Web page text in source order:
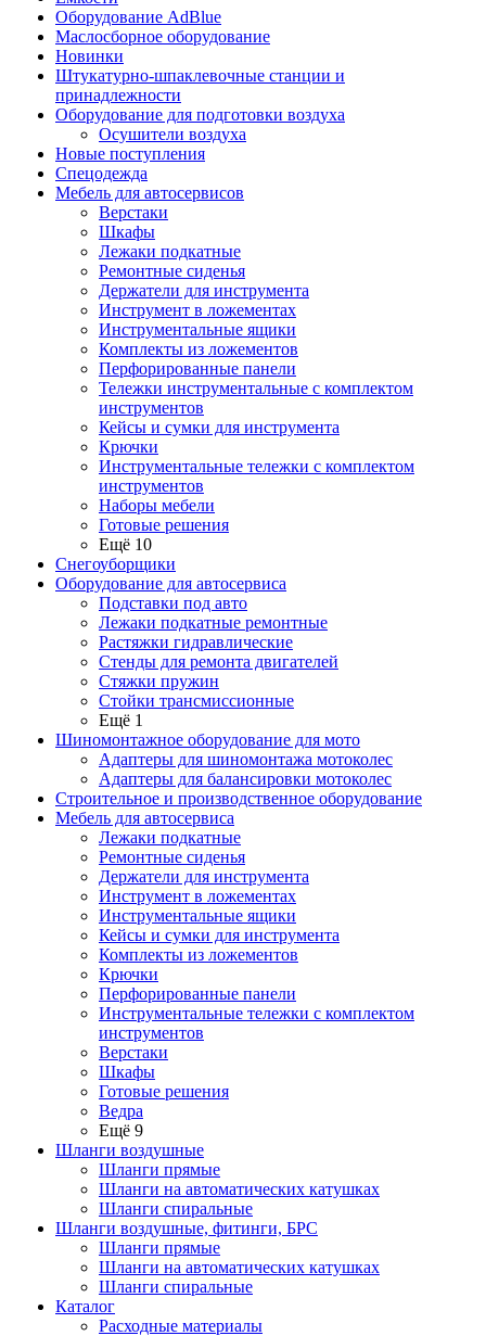
Оборудование AdBlue
Маслосборное оборудование
Новинки
Штукатурно-шпаклевочные станции и
принадлежности
Оборудование для подготовки воздуха
Осушители воздуха
Новые поступления
Спецодежда
Мебель для автосервисов
Верстаки
Шкафы
Лежаки подкатные
Ремонтные сиденья
Держатели для инструмента
Инструмент в ложементах
Инструментальные ящики
Комплекты из ложементов
Перфорированные панели
Тележки инструментальные с комплектом
инструментов
Кейсы и сумки для инструмента
Крючки
Инструментальные тележки с комплектом
инструментов
Наборы мебели
Готовые решения
Ещё 10
Снегоуборщики
Оборудование для автосервиса
Подставки под авто
Лежаки подкатные ремонтные
Растяжки гидравлические
Стенды для ремонта двигателей
Стяжки пружин
Стойки трансмиссионные
Ещё 1
Шиномонтажное оборудование для мото
Адаптеры для шиномонтажа мотоколес
Адаптеры для балансировки мотоколес
Строительное и производственное оборудование
Мебель для автосервиса
Лежаки подкатные
Ремонтные сиденья
Держатели для инструмента
Инструмент в ложементах
Инструментальные ящики
Кейсы и сумки для инструмента
Комплекты из ложементов
Крючки
Перфорированные панели
Инструментальные тележки с комплектом
инструментов
Верстаки
Шкафы
Готовые решения
Ведра
Ещё 9
Шланги воздушные
Шланги прямые
Шланги на автоматических катушках
Шланги спиральные
Шланги воздушные, фитинги, БРС
Шланги прямые
Шланги на автоматических катушках
Шланги спиральные
Каталог
Расходные материалы